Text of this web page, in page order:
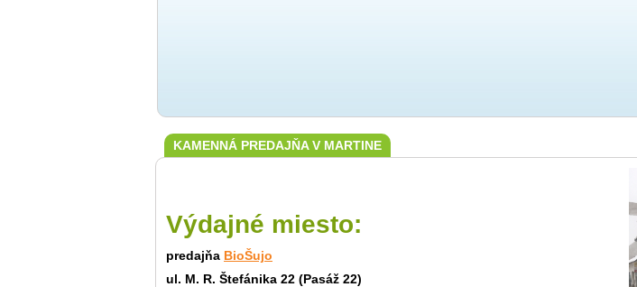
KAMENNÁ PREDAJŇA V MARTINE
Výdajné miesto:
predajňa BioŠujo
ul. M. R. Štefánika 22 (Pasáž 22)